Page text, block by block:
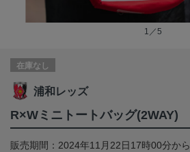
1／5
在庫なし
浦和レッズ
R×Wミニトートバッグ(2WAY)
販売期間：2024年11月22日17時00分から